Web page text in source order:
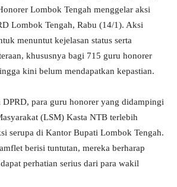
Lombok Tengah menggelar aksi
Lombok Tengah, Rabu (14/1). Aksi
menuntut kejelasan status serta
khususnya bagi 715 guru honorer
kini belum mendapatkan kepastian.
DPRD, para guru honorer yang didampingi
(LSM) Kasta NTB terlebih
serupa di Kantor Bupati Lombok Tengah.
berisi tuntutan, mereka berharap
perhatian serius dari para wakil